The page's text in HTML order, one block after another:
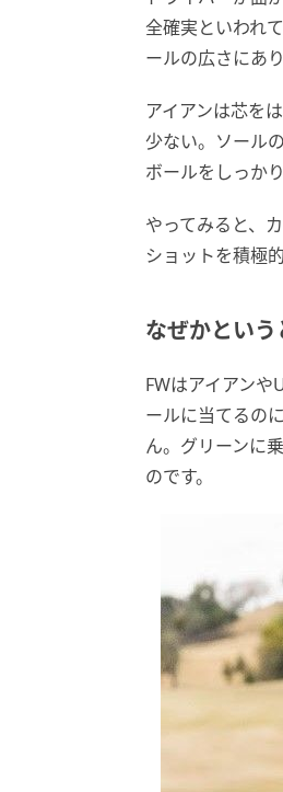
全確実といわれ
ールの広さにあり
アイアンは芯を
少ない。ソール
ボールをしっか
やってみると、
ショットを積極
なぜかという
FWはアイアン
ールに当てるの
ん。グリーンに
のです。